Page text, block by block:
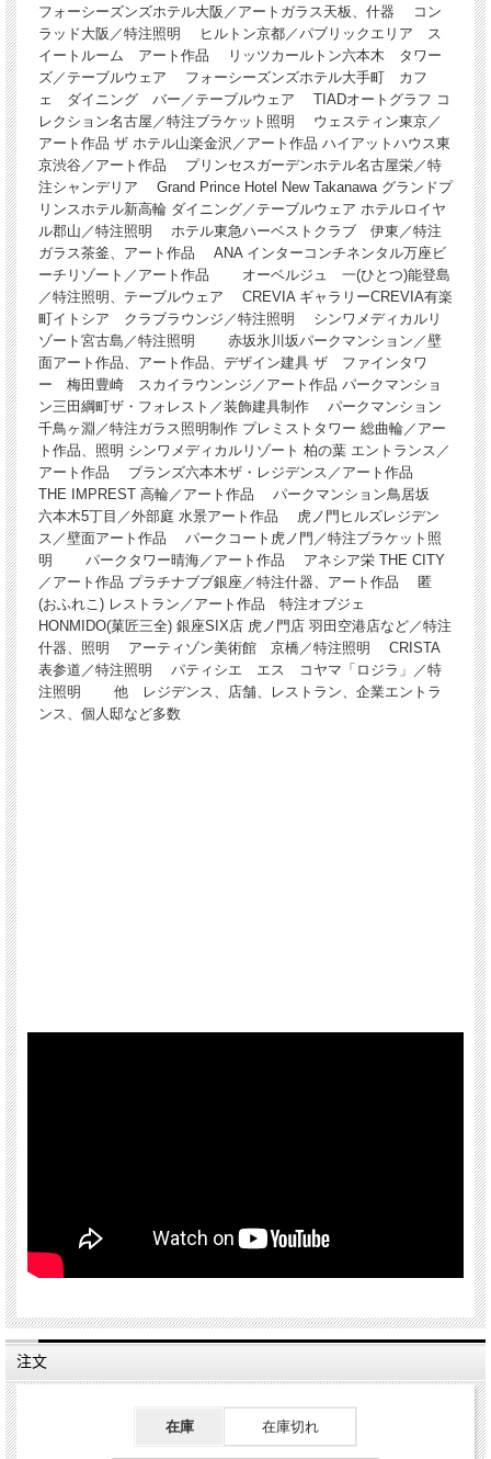
フォーシーズンズホテル大阪／アートガラス天板、什器 コン
ラッド大阪／特注照明 ヒルトン京都／パブリックエリア ス
イートルーム アート作品 リッツカールトン六本木 タワー
ズ／テーブルウェア フォーシーズンズホテル大手町 カフ
ェ ダイニング バー／テーブルウェア TIADオートグラフ コ
レクション名古屋／特注ブラケット照明 ウェスティン東京／
アート作品 ザ ホテル山楽金沢／アート作品 ハイアットハウス東
京渋谷／アート作品 プリンセスガーデンホテル名古屋栄／特
注シャンデリア Grand Prince Hotel New Takanawa グランドプ
リンスホテル新高輪 ダイニング／テーブルウェア ホテルロイヤ
ル郡山／特注照明 ホテル東急ハーベストクラブ 伊東／特注
ガラス茶釜、アート作品 ANA インターコンチネンタル万座ビ
ーチリゾート／アート作品 オーベルジュ 一(ひとつ)能登島
／特注照明、テーブルウェア CREVIA ギャラリーCREVIA有楽
町イトシア クラブラウンジ／特注照明 シンワメディカルリ
ゾート宮古島／特注照明 赤坂氷川坂パークマンション／壁
面アート作品、アート作品、デザイン建具 ザ ファインタワ
ー 梅田豊崎 スカイラウンンジ／アート作品 パークマンショ
ン三田綱町ザ・フォレスト／装飾建具制作 パークマンション
千鳥ヶ淵／特注ガラス照明制作 プレミストタワー 総曲輪／アー
ト作品、照明 シンワメディカルリゾート 柏の葉 エントランス／
アート作品 ブランズ六本木ザ・レジデンス／アート作品
THE IMPREST 高輪／アート作品 パークマンション鳥居坂
六本木5丁目／外部庭 水景アート作品 虎ノ門ヒルズレジデン
ス／壁面アート作品 パークコート虎ノ門／特注ブラケット照
明 パークタワー晴海／アート作品 アネシア栄 THE CITY
／アート作品 プラチナブブ銀座／特注什器、アート作品 匿
(おふれこ) レストラン／アート作品 特注オブジェ
HONMIDO(菓匠三全) 銀座SIX店 虎ノ門店 羽田空港店など／特注
什器、照明 アーティゾン美術館 京橋／特注照明 CRISTA
表参道／特注照明 パティシエ エス コヤマ「ロジラ」／特
注照明 他 レジデンス、店舗、レストラン、企業エントラ
ンス、個人邸など多数
注文
在庫 在庫切れ